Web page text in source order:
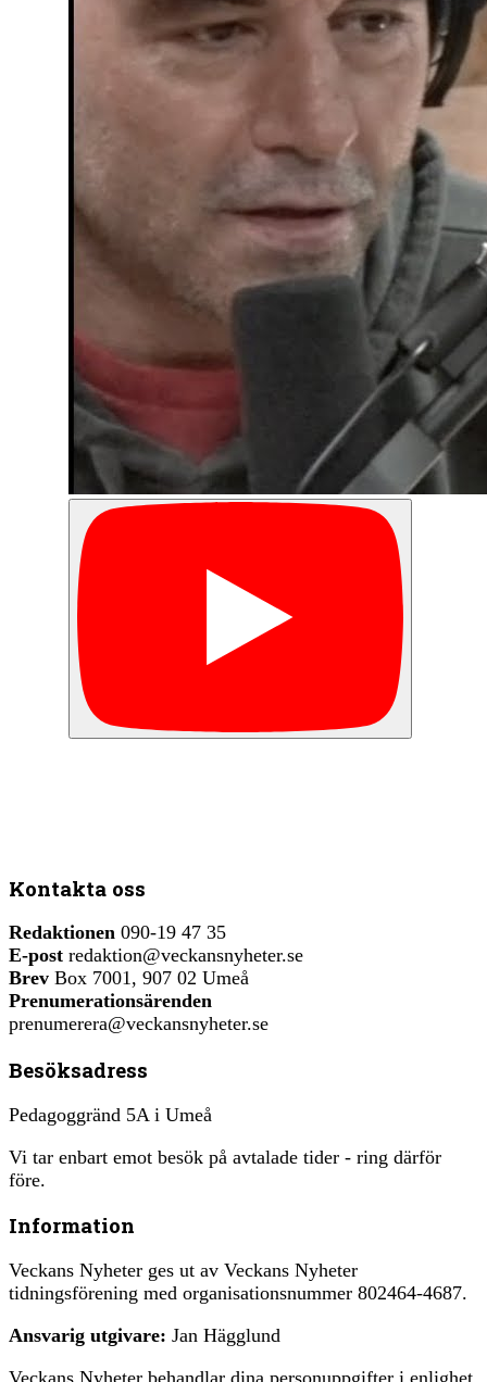
Kontakta oss
Redaktionen 090-19 47 35
E-post redaktion@veckansnyheter.se
Brev Box 7001, 907 02 Umeå
Prenumerationsärenden
prenumerera@veckansnyheter.se
Besöksadress
Pedagoggränd 5A i Umeå
Vi tar enbart emot besök på avtalade tider - ring därför
före.
Information
Veckans Nyheter ges ut av Veckans Nyheter
tidningsförening med organisationsnummer 802464-4687.
Ansvarig utgivare: Jan Hägglund